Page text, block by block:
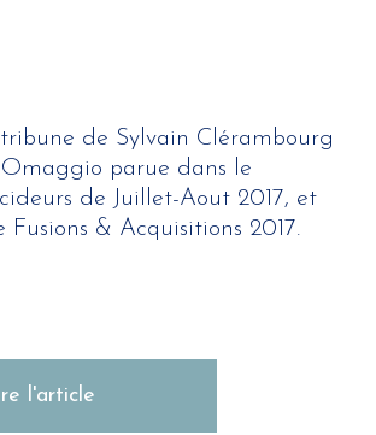
de Sylvain Clérambourg
parue dans le
de Juillet-Aout 2017, et
Fusions & Acquisitions 2017.
l'article